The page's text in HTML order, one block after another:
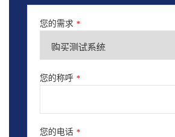
您的需求 *
您的称呼 *
您的电话 *